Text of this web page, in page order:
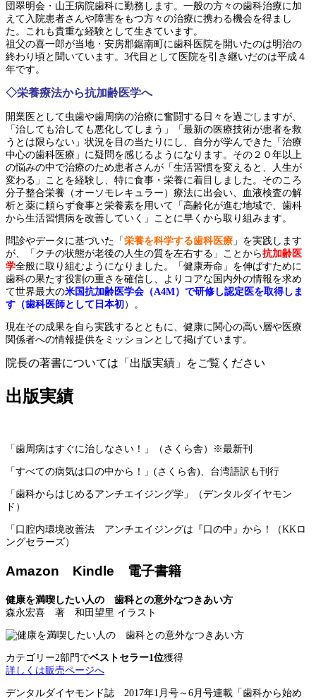
団翠明会・山王病院歯科に勤務します。一般の方々の歯科治療に加
えて入院患者さんや障害をもつ方々の治療に携わる機会を得まし
た。これも貴重な経験として生きています。
祖父の喜一郎が当地・安房郡鋸南町に歯科医院を開いたのは明治の
終わり頃と聞いています。3代目として医院を引き継いだのは平成４
年です。
◇栄養療法から抗加齢医学へ
開業医として虫歯や歯周病の治療に奮闘する日々を過ごしますが、
「治しても治しても悪化してしまう」「最新の医療技術が患者を救
うとは限らない」状況を目の当たりにし、自分が学んできた「治療
中心の歯科医療」に疑問を感じるようになります。その２０年以上
の悩みの中で治療のため患者さんが「生活習慣を変えると、人生が
変わる」ことを経験し、特に食事・栄養に着目しました。そのころ
分子整合栄養（オーソモレキュラー）療法に出会い、血液検査の解
析と薬に頼らず食事と栄養素を用いて「高齢化が進む地域で、歯科
から生活習慣病を改善していく」ことに早くから取り組みます。
問診やデータに基づいた「 栄養を科学する歯科医療 」を実践します
が、「クチの状態が老後の人生の質を左右する」ことから抗加齢医
学全般に取り組むようになりました。「健康寿命」を伸ばすために
歯科の果たす役割の重さを確信し、よりコアな国内外の情報を求め
て世界最大の米国抗加齢医学会（A4M）で研修し認定医を取得しま
す（歯科医師として日本初 ）。
現在その成果を自ら実践するとともに、健康に関心の高い層や医療
関係者への情報提供をミッションとして掲げています。
院長の著書については「出版実績」をご覧ください
出版実績
「歯周病はすぐに治しなさい！」（さくら舎）※最新刊
「すべての病気は口の中から！」(さくら舎)、台湾語訳も刊行
「歯科からはじめるアンチエイジング学」（デンタルダイヤモン
ド）
「口腔内環境改善法 アンチエイジングは『口の中』から！（KKロ
ングセラーズ）
Amazon Kindle 電子書籍
健康を満喫したい人の 歯科との意外なつきあい方
森永宏喜 著 和田望里 イラスト
カテゴリー2部門でベストセラー1位獲得
詳しくは販売ページへ
デンタルダイヤモンド誌 2017年1月号～6月号連載「歯科から始め